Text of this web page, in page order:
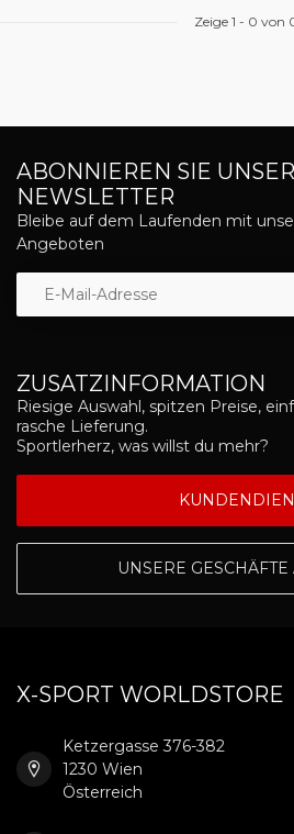
Zeige 1 - 0 von
ZUSATZINFORMATION
Riesige Auswahl, spitzen Preise,
rasche Lieferung.
Sportlerherz, was willst du mehr?
UNSERE
ABONNIEREN SIE
NEWSLETTER
Bleibe auf dem Laufenden mit
Angeboten
X-SPORT WORLDSTORE
Ketzergasse 376-382
1230 Wien
Österreich